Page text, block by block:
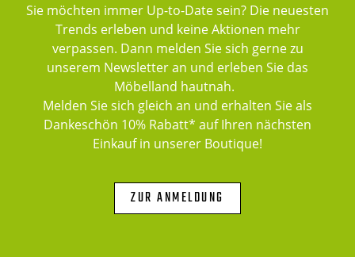
Sie möchten immer Up-to-Date sein? Die neuesten
Trends erleben und keine Aktionen mehr
verpassen. Dann melden Sie sich gerne zu
unserem Newsletter an und erleben Sie das
Möbelland hautnah.
Melden Sie sich gleich an und erhalten Sie als
Dankeschön 10% Rabatt* auf Ihren nächsten
Einkauf in unserer Boutique!
ZUR ANMELDUNG